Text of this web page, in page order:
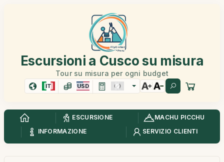
Escursioni a Cusco su misura
Tour su misura per ogni budget
IT USD
ESCURSIONE
MACHU PICCHU
INFORMAZIONE
SERVIZIO CLIENTI